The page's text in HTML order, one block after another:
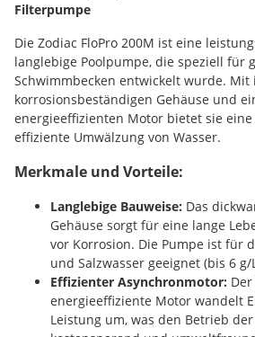
Filterpumpe
Die Zodiac FloPro 200M ist eine
langlebige Poolpumpe, die speziell für
Schwimmbecken entwickelt wurde. Mit
korrosionsbeständigen Gehäuse und
energieeffizienten Motor bietet sie
effiziente Umwälzung von Wasser.
Merkmale und Vorteile:
Langlebige Bauweise: Das
Gehäuse sorgt für eine lange
vor Korrosion. Die Pumpe ist für
und Salzwasser geeignet (bis 6 g/
Effizienter Asynchronmotor:
energieeffiziente Motor wandelt
Leistung um, was den Betrieb